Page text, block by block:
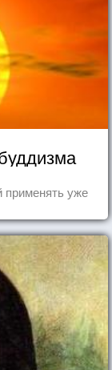
применять уже